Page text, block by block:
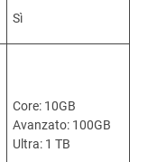
Sì
Core: 10GB
Avanzato: 100GB
Ultra: 1 TB